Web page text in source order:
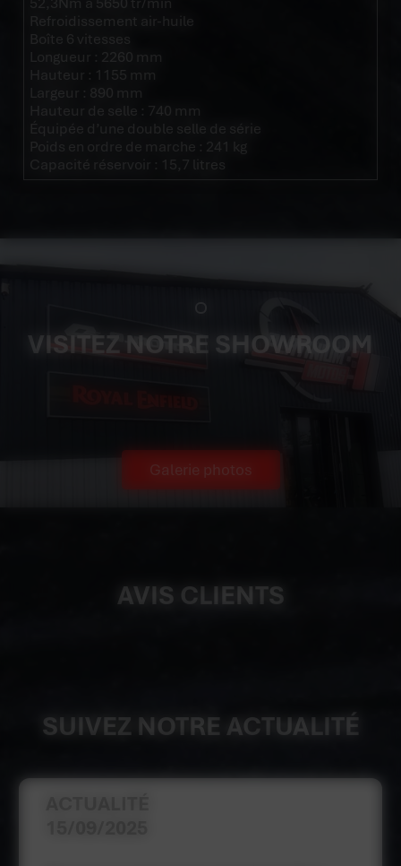
Refroidissement air-huile
Boîte 6 vitesses
Longueur : 2260 mm
Largeur : 890 mm
Hauteur de selle : 740 mm
Équipée d’une double selle de série
Capacité réservoir : 15,7 litres
VISITEZ NOTRE SHOWROOM
Galerie photos
AVIS CLIENTS
SUIVEZ NOTRE ACTUALITÉ